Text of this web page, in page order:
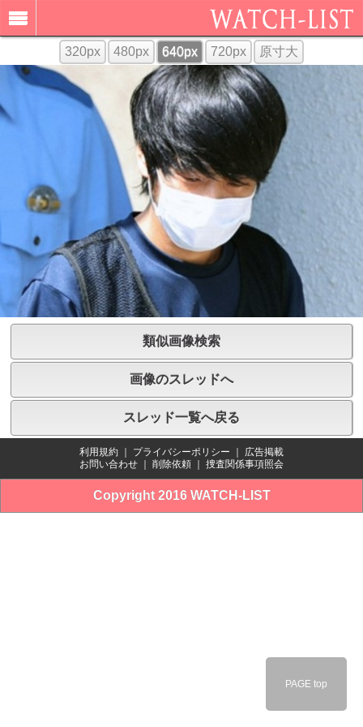
320px 480px 640px 720px 原寸大
類似画像検索
画像のスレッドへ
スレッド一覧へ戻る
利用規約 ｜ プライバシーポリシー ｜ 広告掲載
お問い合わせ ｜ 削除依頼 ｜ 捜査関係事項照会
Copyright 2016 WATCH-LIST
PAGE top